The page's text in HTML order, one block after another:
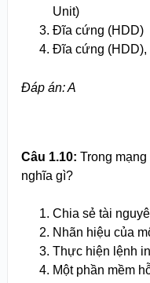
Unit)
Đĩa cứng (HDD)
Đĩa cứng (HDD),
Đáp án: A
Câu 1.10: Trong
nghĩa gì?
Chia sẻ tài
Nhãn hiệu của
Thực hiện lệnh
Một phần mềm